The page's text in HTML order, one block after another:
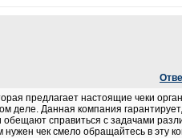
предлагает настоящие чеки
деле. Данная компания
справиться с задачами
нужен чек смело обращайтесь в эту